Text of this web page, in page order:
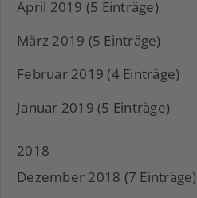
April 2019 (5 Einträge)
März 2019 (5 Einträge)
Februar 2019 (4 Einträge)
Januar 2019 (5 Einträge)
2018
Dezember 2018 (7 Einträge)